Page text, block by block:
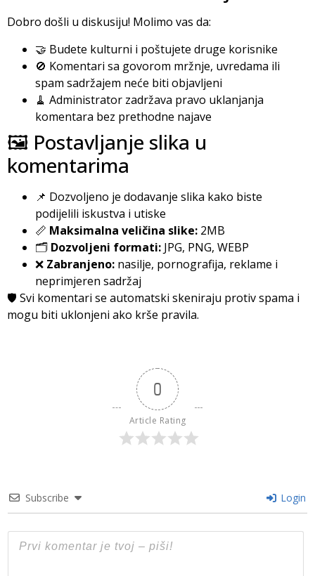
Dobro došli u diskusiju! Molimo vas da:
🤝 Budete kulturni i poštujete druge korisnike
🚫 Komentari sa govorom mržnje, uvredama ili
spam sadržajem neće biti objavljeni
🧹 Administrator zadržava pravo uklanjanja
komentara bez prethodne najave
🖼️ Postavljanje slika u
komentarima
📌 Dozvoljeno je dodavanje slika kako biste
podijelili iskustva i utiske
📏 Maksimalna veličina slike: 2MB
🗂️ Dozvoljeni formati: JPG, PNG, WEBP
❌ Zabranjeno: nasilje, pornografija, reklame i
neprimjeren sadržaj
🛡️ Svi komentari se automatski skeniraju protiv spama i
mogu biti uklonjeni ako krše pravila.
0
Article Rating
Subscribe Login